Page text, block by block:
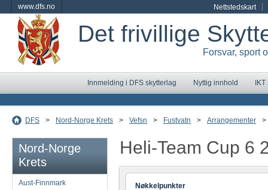
www.dfs.no Nettstedskart
Det frivillige
Forsvar, sport
Innmelding i DFS skytterlag Nyttig innhold
DFS > Nord-Norge Krets > Vefsn > Fustvatn > Arrangementer >
Nord-Norge
Krets
Aust-Finnmark
Heli-Team Cup 6
Nøkkelpunkter